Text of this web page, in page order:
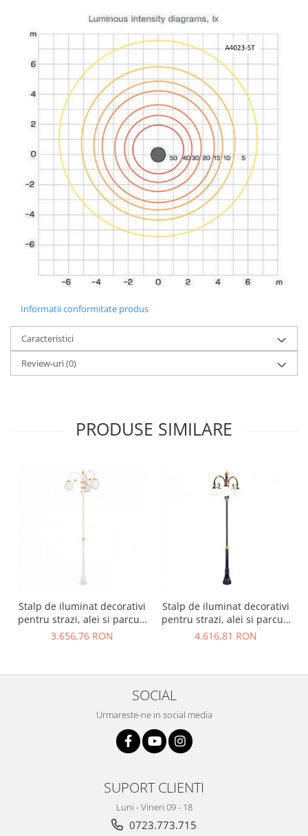
Informatii conformitate produs
Caracteristici
Review-uri(0)
PRODUSE SIMILARE
Stalp de iluminat decorativi
pentru strazi, alei si parcuri
- A2002
3.656,76 RON
Stalp de iluminat decorativi
pentru strazi, alei si parcuri
- A2003
4.616,81 RON
SOCIAL
Urmareste-ne in social media
SUPORT CLIENTI
Luni - Vineri 09 - 18
0723.773.715